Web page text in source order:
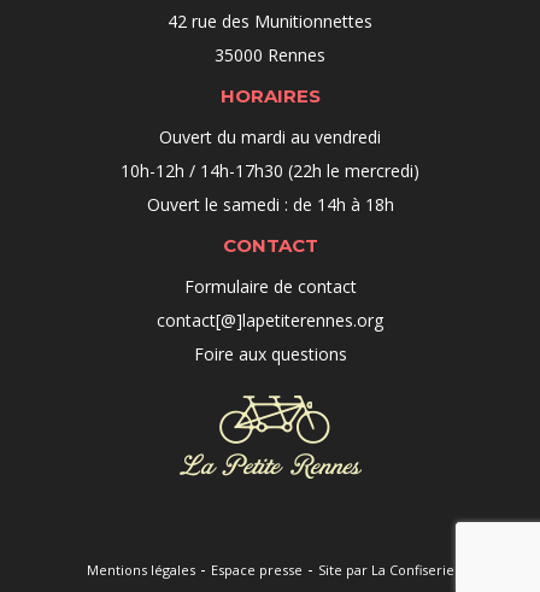
42 rue des Munitionnettes
35000 Rennes
HORAIRES
Ouvert du mardi au vendredi
10h-12h / 14h-17h30 (22h le mercredi)
Ouvert le samedi : de 14h à 18h
CONTACT
Formulaire de contact
contact[@]lapetiterennes.org
Foire aux questions
Mentions légales- Espace presse - Site par La Confiserie